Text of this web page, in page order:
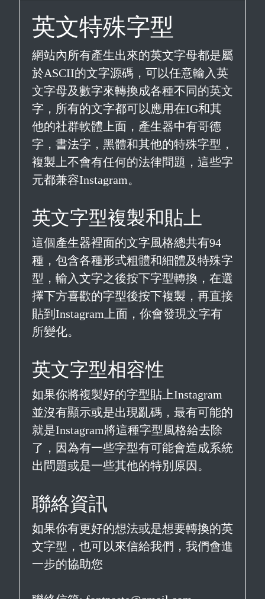
英文特殊字型
網站內所有產生出來的英文字母都是屬
於ASCII的文字源碼，可以任意輸入英
文字母及數字來轉換成各種不同的英文
字，所有的文字都可以應用在IG和其
他的社群軟體上面，產生器中有哥德
字，書法字，黑體和其他的特殊字型，
複製上不會有任何的法律問題，這些字
元都兼容Instagram。
英文字型複製和貼上
這個產生器裡面的文字風格總共有94
種，包含各種形式粗體和細體及特殊字
型，輸入文字之後按下字型轉換，在選
擇下方喜歡的字型後按下複製，再直接
貼到Instagram上面，你會發現文字有
所變化。
英文字型相容性
如果你將複製好的字型貼上Instagram
並沒有顯示或是出現亂碼，最有可能的
就是Instagram將這種字型風格給去除
了，因為有一些字型有可能會造成系統
出問題或是一些其他的特別原因。
聯絡資訊
如果你有更好的想法或是想要轉換的英
文字型，也可以來信給我們，我們會進
一步的協助您